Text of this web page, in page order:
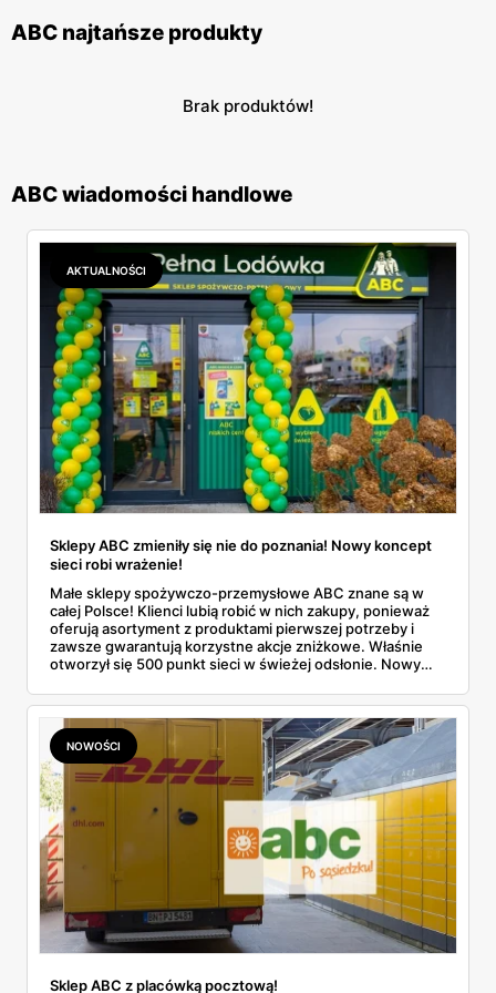
ABC najtańsze produkty
Brak produktów!
ABC wiadomości handlowe
AKTUALNOŚCI
Sklepy ABC zmieniły się nie do poznania! Nowy koncept
sieci robi wrażenie!
Małe sklepy spożywczo-przemysłowe ABC znane są w
całej Polsce! Klienci lubią robić w nich zakupy, ponieważ
oferują asortyment z produktami pierwszej potrzeby i
zawsze gwarantują korzystne akcje zniżkowe. Właśnie
otworzył się 500 punkt sieci w świeżej odsłonie. Nowy
więcej!
NOWOŚCI
Sklep ABC z placówką pocztową!